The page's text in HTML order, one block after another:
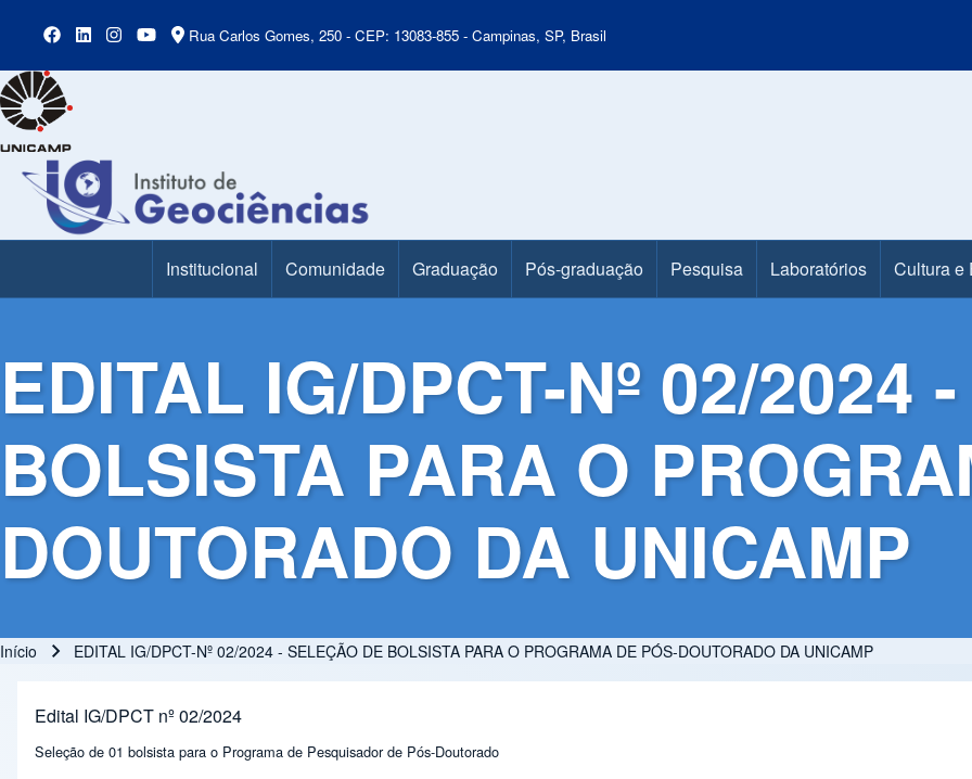
Rua Carlos Gomes, 250 - CEP: 13083-855 - Campinas, SP, Brasil
Main MenuInstitucional Comunidade Graduação Pós-graduação Pesquisa Laboratórios Cultura e
EDITAL IG/DPCT-Nº 02/2024
BOLSISTA PARA O
DOUTORADO DA UNICAMP
Início EDITAL IG/DPCT-Nº 02/2024 - SELEÇÃO DE BOLSISTA PARA O PROGRAMA DE PÓS-DOUTORADO DA UNICAMP
Edital IG/DPCT nº 02/2024
Seleção de 01 bolsista para o Programa de Pesquisador de Pós-Doutorado